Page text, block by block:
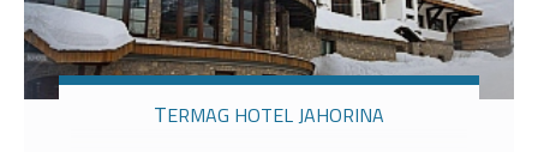
TERMAG HOTEL JAHORINA